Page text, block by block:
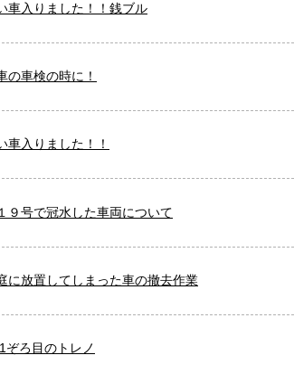
車入りました！！銭ブル
の車検の時に！
車入りました！！
９号で冠水した車両について
に放置してしまった車の撤去作業
ぞろ目のトレノ